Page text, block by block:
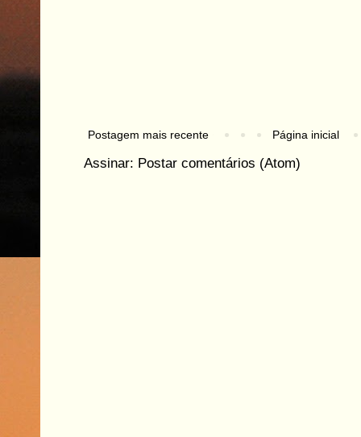
Postagem mais recente Página inicial
Assinar: Postar comentários (Atom)